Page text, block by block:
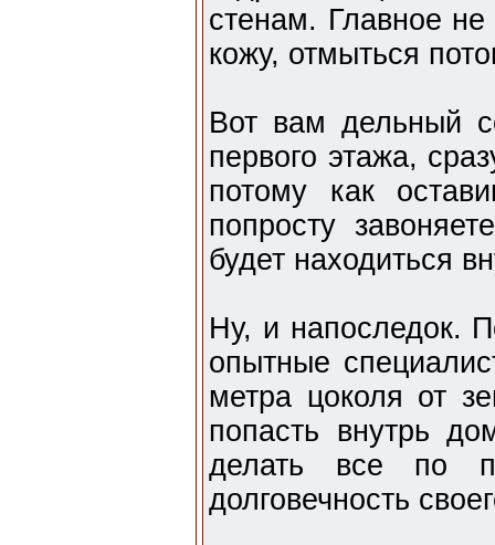
стенам. Главное
кожу, отмыться
Вот вам дельный
первого этажа,
потому как
попросту
будет находиться
Ну, и напоследок.
опытные
метра цоколя от
попасть внутрь
делать все по
долговечность